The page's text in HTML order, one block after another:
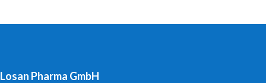
Losan Pharma GmbH